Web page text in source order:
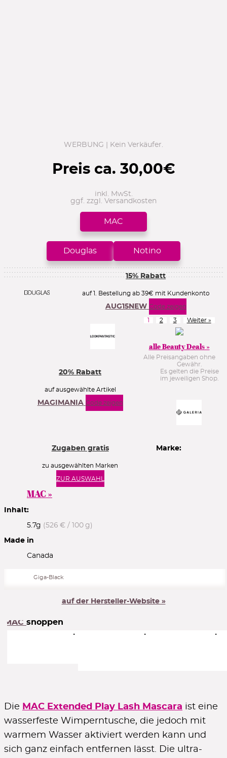
WERBUNG | Kein Verkäufer.
Preis ca. 30,00€
inkl. MwSt.
ggf. zzgl. Versandkosten
MAC
Douglas Notino
15% Rabatt
auf 1. Bestellung ab 39€ mit Kundenkonto
AUG15NEW Code zeigen
20% Rabatt
auf ausgewählte Artikel
MAGIMANIA Code zeigen
Zugaben gratis
zu ausgewählten Marken
ZUR AUSWAHL
2 3 Weiter »
alle Beauty Deals »
Alle Preisangaben ohne
Gewähr.
Es gelten die Preise
im jeweiligen Shop.
Marke:
MAC »
Inhalt:
5.7g (526 € / 100 g)
Made in
Canada
Giga-Black
auf der Hersteller-Website »
MAC shoppen
Die MAC Extended Play Lash Mascara ist eine
wasserfeste Wimperntusche, die jedoch mit
warmem Wasser aktiviert werden kann und
sich ganz einfach entfernen lässt. Die ultra-